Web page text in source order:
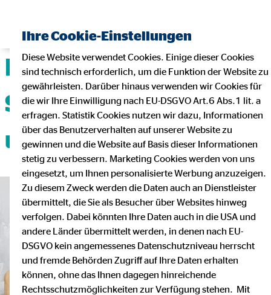
Deine Karriere mit
Sicherheit, Flexibilität
und Teamgeist!
Ihre Cookie-Einstellungen
Diese Website verwendet Cookies. Einige dieser Cookies
sind technisch erforderlich, um die Funktion der Website zu
gewährleisten. Darüber hinaus verwenden wir Cookies für
die wir Ihre Einwilligung nach EU-DSGVO Art.6 Abs.1 lit. a
erfragen. Statistik Cookies nutzen wir dazu, Informationen
über das Benutzerverhalten auf unserer Website zu
gewinnen und die Website auf Basis dieser Informationen
stetig zu verbessern. Marketing Cookies werden von uns
eingesetzt, um Ihnen personalisierte Werbung anzuzeigen.
Zu diesem Zweck werden die Daten auch an Dienstleister
übermittelt, die Sie als Besucher über Websites hinweg
verfolgen. Dabei könnten Ihre Daten auch in die USA und
andere Länder übermittelt werden, in denen nach EU-
DSGVO kein angemessenes Datenschutzniveau herrscht
und fremde Behörden Zugriff auf Ihre Daten erhalten
können, ohne das Ihnen dagegen hinreichende
Rechtsschutzmöglichkeiten zur Verfügung stehen. Mit